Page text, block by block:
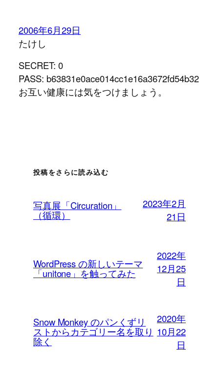
2006年6月29日
たけし
SECRET: 0
PASS: b63831e0ace014cc1e16a3672fd54b32
お互い健康には気をつけましょう。
投稿をさらに読み込む
写真展「Circuration」
（循環）
2023年2月
21日
WordPress の新しいテーマ
「unitone」を触ってみた
2022年
12月25
日
Snow Monkey のパンくずリ
ストからカテゴリー名を取り
除く
2020年
10月22
日